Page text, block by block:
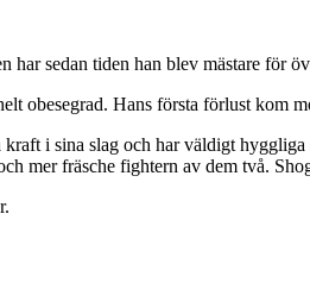
sedan tiden han blev mästare för
obesegrad. Hans första förlust kom
i sina slag och har väldigt
mer fräsche fightern av dem två.